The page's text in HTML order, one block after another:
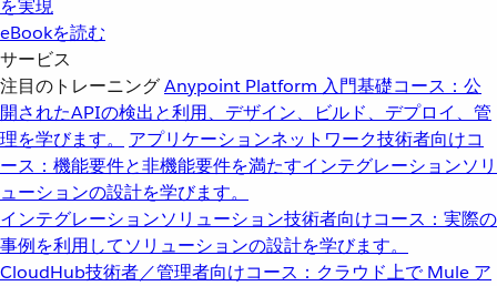
を実現
eBookを読む
サービス
注目のトレーニングAnypoint Platform 入門基礎コース：公
開されたAPIの検出と利用、デザイン、ビルド、デプロイ、管
理を学びます。
アプリケーションネットワーク技術者向けコ
ース：機能要件と非機能要件を満たすインテグレーションソリ
ューションの設計を学びます。
インテグレーションソリューション技術者向けコース：実際の
事例を利用してソリューションの設計を学びます。
CloudHub技術者／管理者向けコース：クラウド上で Mule ア